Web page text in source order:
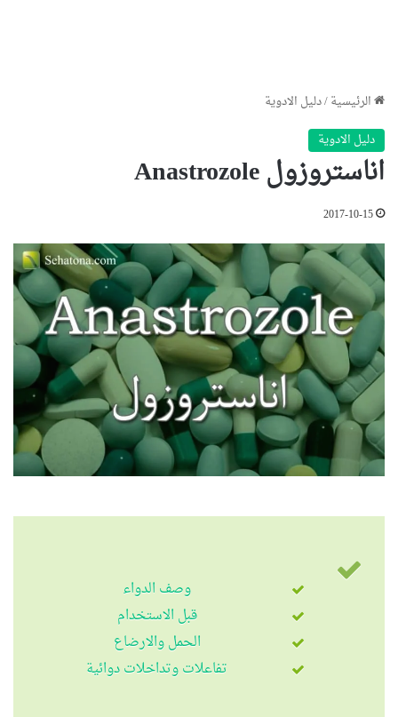
الرئيسية/دليل الادوية
دليل الادوية
اناستروزول Anastrozole
2017-10-15
وصف الدواء
قبل الاستخدام
الحمل والارضاع
تفاعلات وتداخلات دوائية